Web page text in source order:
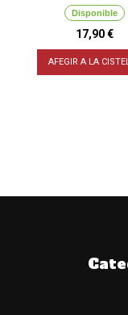
Disponible
17,90 €
AFEGIR A LA